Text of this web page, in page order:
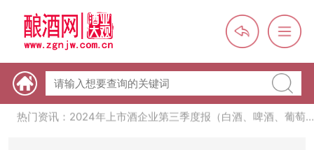
热门资讯：未来，传统酒类经销商群体会消失吗？
么简单
热门资讯：2024年上市酒企业第三季度报（白酒、啤酒、葡萄
酒、黄酒）
热门资讯：名酒之光：共话荣耀背后的价值与使命